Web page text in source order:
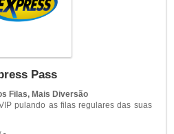
Pass
Filas, Mais Diversão
pulando as filas regulares das suas